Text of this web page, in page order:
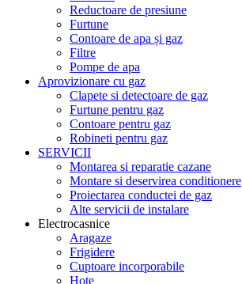
Reductoare de presiune
Furtune
Contoare de apa și gaz
Filtre
Pompe de apa
Aprovizionare cu gaz
Clapete si detectoare de gaz
Furtune pentru gaz
Contoare pentru gaz
Robineti pentru gaz
SERVICII
Montarea si reparatie cazane
Montare si deservirea conditionere
Proiectarea conductei de gaz
Alte servicii de instalare
Electrocasnice
Aragaze
Frigidere
Cuptoare incorporabile
Hote